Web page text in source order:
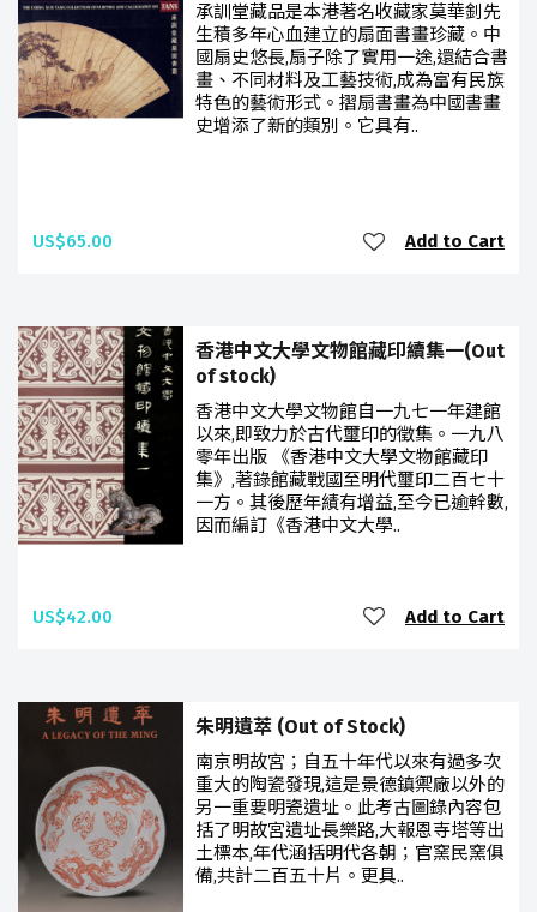
承訓堂藏品是本港著名收藏家莫華釗先
生積多年心血建立的扇面書畫珍藏。中
國扇史悠長,扇子除了實用一途,還結合書
畫、不同材料及工藝技術,成為富有民族
特色的藝術形式。摺扇書畫為中國書畫
史增添了新的類別。它具有..
US$65.00 Add to Cart
香港中文大學文物館藏印續集一(Out
of stock)
香港中文大學文物館自一九七一年建館
以來,即致力於古代璽印的徵集。一九八
零年出版 《香港中文大學文物館藏印
集》,著錄館藏戰國至明代璽印二百七十
一方。其後歷年績有增益,至今已逾幹數,
因而編訂《香港中文大學..
US$42.00 Add to Cart
朱明遺萃 (Out of Stock)
南京明故宮；自五十年代以來有過多次
重大的陶瓷發現,這是景德鎮禦廠以外的
另一重要明瓷遺址。此考古圖錄內容包
括了明故宮遺址長樂路,大報恩寺塔等出
土標本,年代涵括明代各朝；官窯民窯俱
備,共計二百五十片。更具..